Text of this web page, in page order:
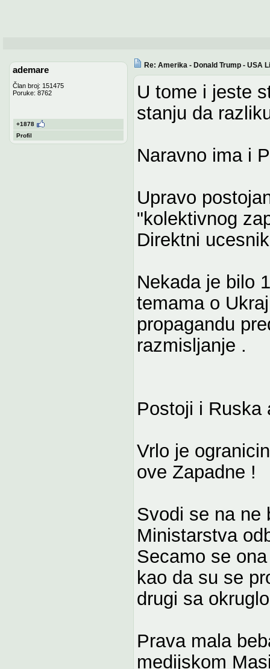
ademare
Član broj: 151475
Poruke: 8762
+1878
Profil
Re: Amerika - Donald Trump - USA
U tome i jeste
stanju da
Naravno ima i
Upravo
"kolektivnog
Direktni
Nekada je bilo
temama o
propagandu
razmisljanje .
Postoji i Ruska
Vrlo je
ove Zapadne !
Svodi se na ne
Ministarstva
Secamo se
kao da su se
drugi sa
Prava mala
medijskom